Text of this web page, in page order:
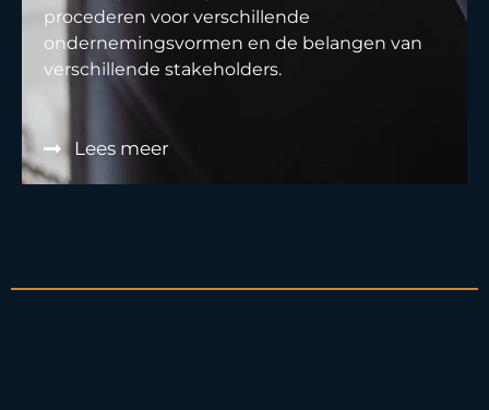
procederen voor verschillende
ondernemingsvormen en de belangen van
verschillende stakeholders.
Lees meer